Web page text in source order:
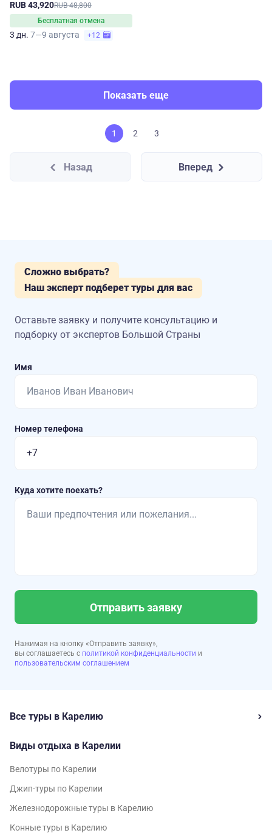
RUB 43,920RUB 48,800
Бесплатная отмена
3 дн. 7—9 августа +12
Показать еще
1 2 3
Назад Вперед
Сложно выбрать?
Наш эксперт подберет туры для вас
Оставьте заявку и получите консультацию и
подборку от экспертов Большой Страны
Имя
Номер телефона
Куда хотите поехать?
Отправить заявку
Нажимая на кнопку «Отправить заявку»,
вы соглашаетесь с политикой конфиденциальности и
пользовательским соглашением
Все туры в Карелию
Виды отдыха в Карелии
Велотуры по Карелии
Джип-туры по Карелии
Железнодорожные туры в Карелию
Конные туры в Карелию